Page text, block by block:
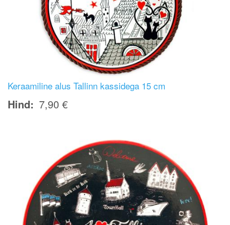
Keraamiline alus Tallinn kassidega 15 cm
Hind 7,90 €